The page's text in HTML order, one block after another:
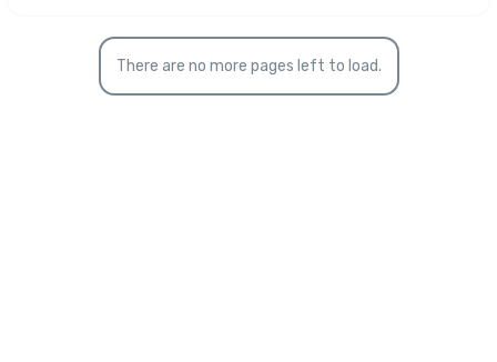
There are no more pages left to load.